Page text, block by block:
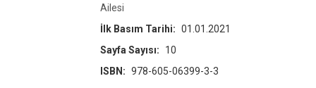
Ailesi
İlk Basım Tarihi: 01.01.2021
Sayfa Sayısı:
10
ISBN: 978-605-06399-3-3